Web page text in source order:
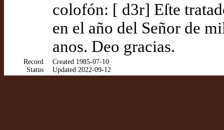
colofón: [ d3r] Eſte
en el año del Señor de
anos. Deo gracias.
Record
Status
Created 1985-07-10
Updated 2022-09-12